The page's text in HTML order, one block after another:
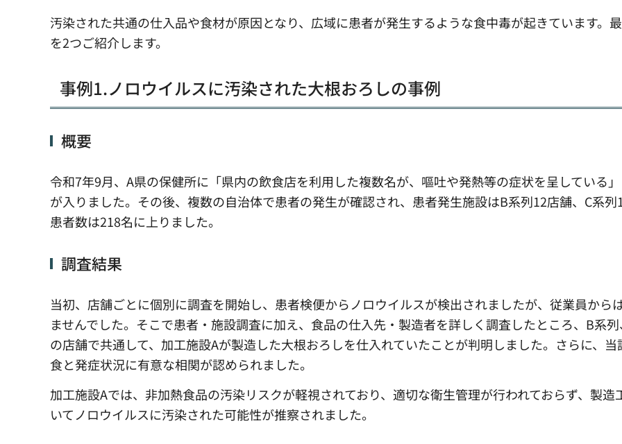
汚染された共通の仕入品や食材が原因となり、広域に患者が発生するような食中毒が起きています。
を2つご紹介します。
事例1.ノロウイルスに汚染された大根おろしの事例
概要
令和7年9月、A県の保健所に「県内の飲食店を利用した複数名が、嘔吐や発熱等の症状を呈している
が入りました。その後、複数の自治体で患者の発生が確認され、患者発生施設はB系列12店舗、C系列
患者数は218名に上りました。
調査結果
当初、店舗ごとに個別に調査を開始し、患者検便からノロウイルスが検出されましたが、従業員から
ませんでした。そこで患者・施設調査に加え、食品の仕入先・製造者を詳しく調査したところ、B系列
の店舗で共通して、加工施設Aが製造した大根おろしを仕入れていたことが判明しました。さらに、当
食と発症状況に有意な相関が認められました。
加工施設Aでは、非加熱食品の汚染リスクが軽視されており、適切な衛生管理が行われておらず、製造
いてノロウイルスに汚染された可能性が推察されました。